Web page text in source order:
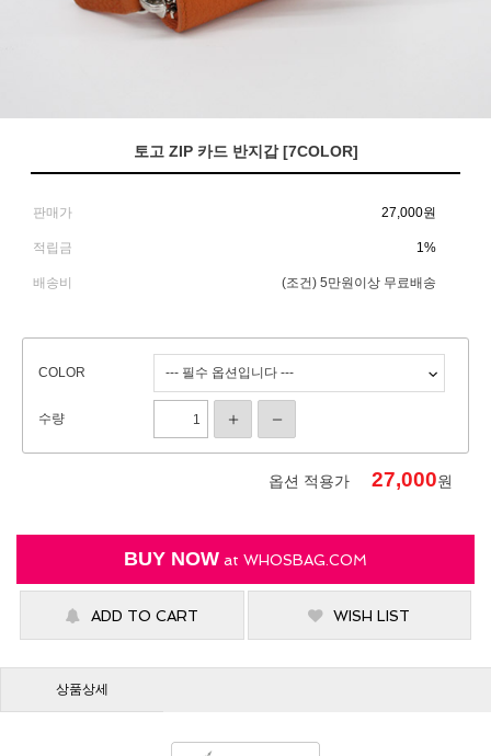
토고 ZIP 카드 반지갑 [7COLOR]
판매가 27,000원
적립금 1%
배송비 (조건) 5만원이상 무료배송
COLOR
수량
옵션 적용가 27,000원
BUY NOW at WHOSBAG.COM
ADD TO CART WISH LIST
상품상세